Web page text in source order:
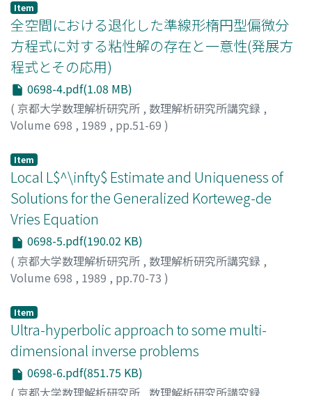
Item
全空間における退化した準線形楕円型偏微分
方程式に対する粘性解の存在と一意性(発展方
程式とその応用)
0698-4.pdf(1.08 MB)
( 京都大学数理解析研究所 , 数理解析研究所講究録 ,
Volume 698 , 1989 , pp.51-69 )
Item
Local L$^\infty$ Estimate and Uniqueness of
Solutions for the Generalized Korteweg-de
Vries Equation
0698-5.pdf(190.02 KB)
( 京都大学数理解析研究所 , 数理解析研究所講究録 ,
Volume 698 , 1989 , pp.70-73 )
Item
Ultra-hyperbolic approach to some multi-
dimensional inverse problems
0698-6.pdf(851.75 KB)
( 京都大学数理解析研究所 数理解析研究所講究録